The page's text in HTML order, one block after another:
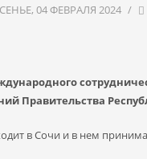
04 ФЕВРАЛЯ 2024 /
Правительства
в Сочи и в нем